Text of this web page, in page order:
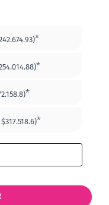
*
*
*
$317.518.6)*